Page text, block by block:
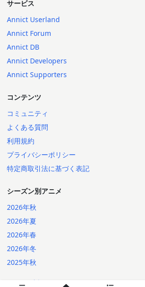
サービス
Annict Userland
Annict Forum
Annict DB
Annict Developers
Annict Supporters
コンテンツ
コミュニティ
よくある質問
利用規約
プライバシーポリシー
特定商取引法に基づく表記
シーズン別アニメ
2026年秋
2026年夏
2026年春
2026年冬
2025年秋
言語: 日本語 English